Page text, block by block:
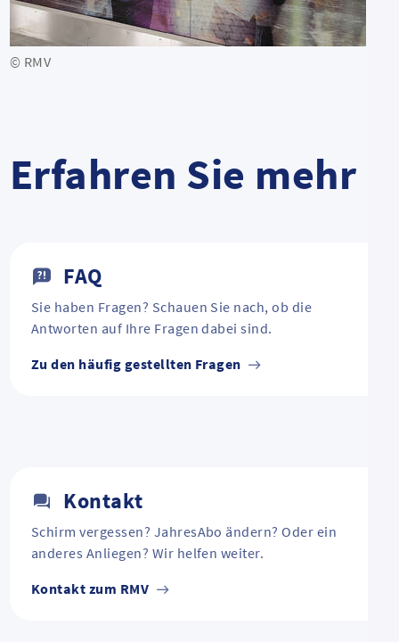
© RMV
Erfahren Sie mehr
FAQ
Sie haben Fragen? Schauen Sie nach, ob die
Antworten auf Ihre Fragen dabei sind.
Zu den häufig gestellten Fragen
Kontakt
Schirm vergessen? JahresAbo ändern? Oder ein
anderes Anliegen? Wir helfen weiter.
Kontakt zum RMV